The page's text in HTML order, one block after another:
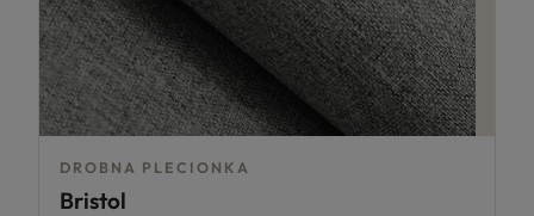
DROBNA PLECIONKA
Bristol